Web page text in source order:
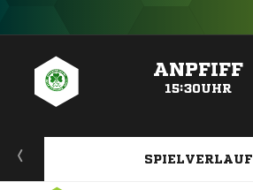
ANPFIFF
15:30UHR
SPIELVERLAUF